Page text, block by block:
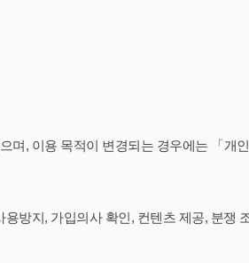
며, 이용 목적이 변경되는 경우에는 「개
방지, 가입의사 확인, 컨텐츠 제공, 분쟁